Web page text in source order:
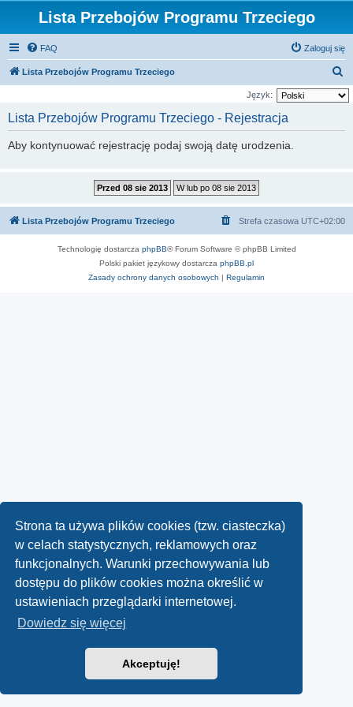
Strona ta używa plików cookies (tzw. ciasteczka)
w celach statystycznych, reklamowych oraz
funkcjonalnych. Warunki przechowywania lub
dostępu do plików cookies można określić w
ustawieniach przeglądarki internetowej.
Dowiedz się więcej
Akceptuję!
Lista Przebojów Programu Trzeciego
FAQ Zaloguj się
Lista Przebojów Programu Trzeciego
z
Język:
Lista Przebojów Programu Trzeciego - Rejestracja
Aby kontynuować rejestrację podaj swoją datę urodzenia.
Lista Przebojów Programu Trzeciego Strefa czasowa UTC+02:00
Technologię dostarcza phpBB® Forum Software © phpBB Limited
Polski pakiet językowy dostarcza phpBB.pl
Zasady ochrony danych osobowych
Regulamin